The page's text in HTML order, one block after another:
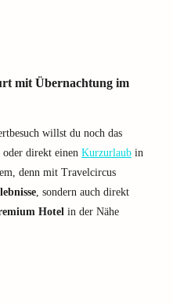
mit Übernachtung im
willst du noch das
oder direkt einen Kurzurlaub in
denn mit Travelcircus
, sondern auch direkt
Hotel in der Nähe